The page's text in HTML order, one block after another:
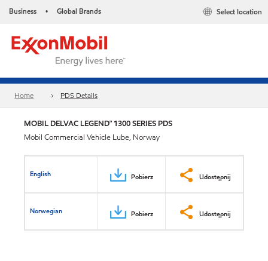
Business • Global Brands Select location
Home PDS Details
MOBIL DELVAC LEGEND™ 1300 SERIES PDS
Mobil Commercial Vehicle Lube, Norway
English Pobierz Udostępnij
Norwegian Pobierz Udostępnij